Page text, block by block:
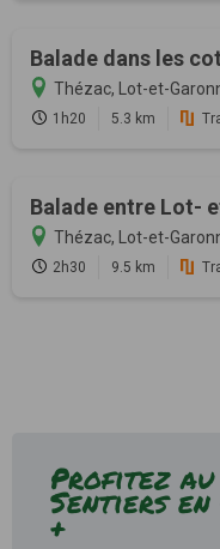
Balade dans les
Thézac, Lot-et-
1h20 5.3 km
Balade entre Lot-
Thézac, Lot-et-
2h30 9.5 km
Profitez au
Sentiers
+